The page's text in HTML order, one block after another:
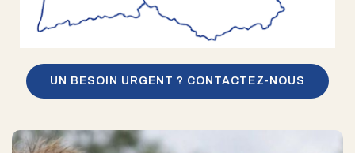
UN BESOIN URGENT ? CONTACTEZ-NOUS